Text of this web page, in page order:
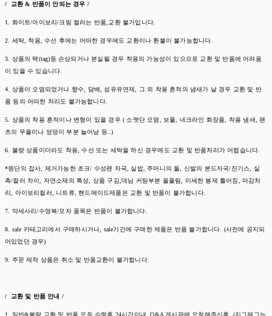
/ 교환 & 반품이 안되는 경우 /
1. 화이트/아이보리/크림 컬러는 반품,교환 불가입니다.
2. 세탁, 착용, 수선 후에는 어떠한 경우에도 교환이나 환불이 불가능합니다.
3. 상품의 택(tag)등 손상되거나 분실될 경우 착용의 가능성이 있으므로 교환 및 반품에 어려움
이 있을 수 있습니다.
4. 상품이 오염되었거나 향수, 담배, 섬유유연제, 그 외 착용 흔적의 냄새가 날 경우 교환 및 반
품 등의 어떠한 처리도 불가능합니다.
5. 상품의 착용 흔적이나 변형이 있을 경우 ( 소맷단 오염, 보풀, 네크라인 화장품, 착용 냄새, 팬
츠의 무플이나 엉덩이 부분 늘어남 등..)
6. 불량 상품이더라도 착용, 수선 또는 세탁을 하신 경우에도 교환 및 반품처리가 어렵습니다.
*원단의 잡사, 제거가능한 초크/ 수성펜 자국, 실밥, 주머니의 돌, 신발의 본드자국/잔기스, 실
측/컬러 차이, 자연소재의 특성, 상품 구김,데님 커팅부분 올풀림, 미세한 봉제 틀어짐, 마감처
리, 아이보리컬러, 니트류, 핸드메이드제품은 교환 및 반품이 불가합니다.
7. 악세사리/수영복/모자 품목은 반품이 불가합니다.
8. sale 카테고리에서 구매하시거나, sale기간에 구매한 제품은 반품 불가합니다. (사전에 공지되
어있었던 경우)
9. 주문 제작 상품은 취소 및 반품교환이 불가합니다.
/ 교환 및 반품 안내 /
1. 일반&불량 교환 및 반품 모두 수령후 24시간이내 Q&A 게시판에 요청해주신후, (지그재그는